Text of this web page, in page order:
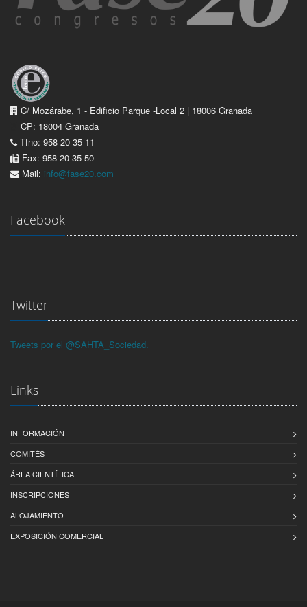
C/ Mozárabe, 1 - Edificio Parque -Local 2 | 18006 Granada
CP: 18004 Granada
Tfno: 958 20 35 11
Fax: 958 20 35 50
Mail: info@fase20.com
Facebook
Twitter
Tweets por el @SAHTA_Sociedad.
Links
INFORMACIÓN
COMITÉS
ÁREA CIENTÍFICA
INSCRIPCIONES
ALOJAMIENTO
EXPOSICIÓN COMERCIAL